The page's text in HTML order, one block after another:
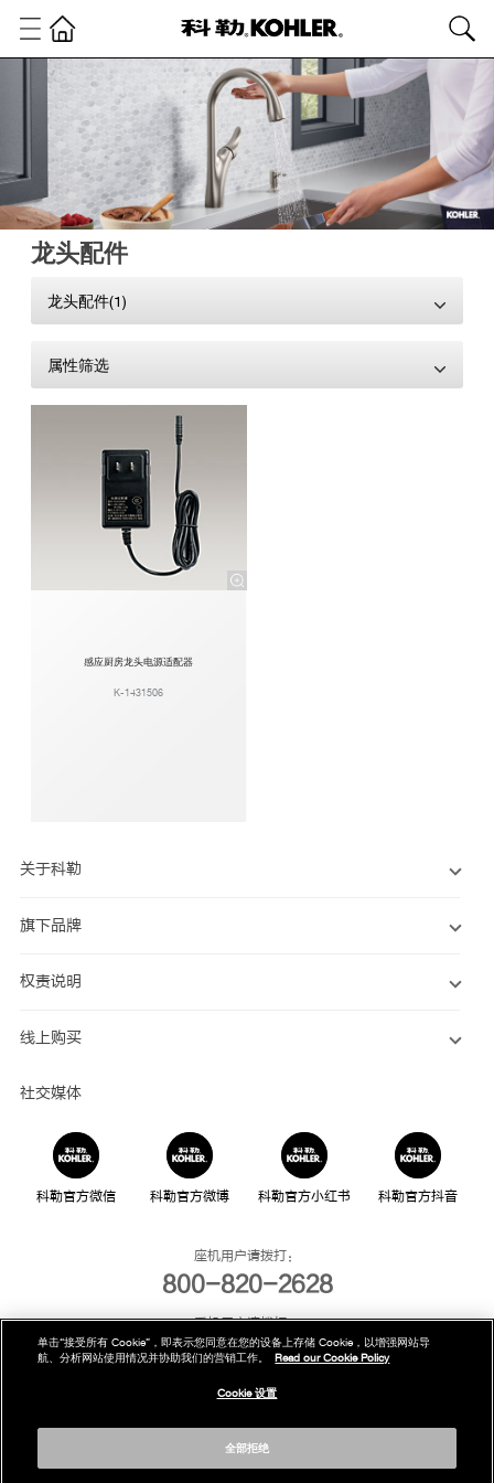
龙头配件
龙头配件(1)
属性筛选
感应厨房龙头电源适配器
K-1431506
关于科勒
旗下品牌
权责说明
线上购买
社交媒体
科勒官方微信 科勒官方微博 科勒官方小红书 科勒官方抖音
座机用户请拨打：
800-820-2628
手机用户请拨打：
400-820-2628
我们的电话服务时间为：
单击“接受所有 Cookie”，即表示您同意在您的设备上存储 Cookie，以增强网站导
航、分析网站使用情况并协助我们的营销工作。
Read our Cookie Policy
Cookie 设置
全部拒绝